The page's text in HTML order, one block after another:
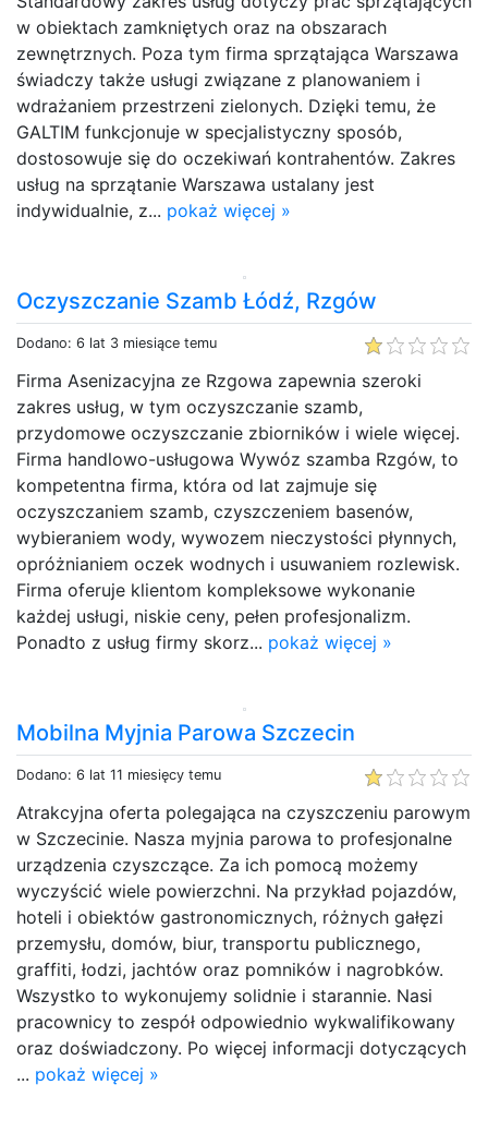
w obiektach zamkniętych oraz na obszarach
zewnętrznych. Poza tym firma sprzątająca Warszawa
świadczy także usługi związane z planowaniem i
wdrażaniem przestrzeni zielonych. Dzięki temu, że
GALTIM funkcjonuje w specjalistyczny sposób,
dostosowuje się do oczekiwań kontrahentów. Zakres
usług na sprzątanie Warszawa ustalany jest
indywidualnie, z... pokaż więcej »
Oczyszczanie Szamb Łódź, Rzgów
Dodano: 6 lat 3 miesiące temu
Firma Asenizacyjna ze Rzgowa zapewnia szeroki
zakres usług, w tym oczyszczanie szamb,
przydomowe oczyszczanie zbiorników i wiele więcej.
Firma handlowo-usługowa Wywóz szamba Rzgów, to
kompetentna firma, która od lat zajmuje się
oczyszczaniem szamb, czyszczeniem basenów,
wybieraniem wody, wywozem nieczystości płynnych,
opróżnianiem oczek wodnych i usuwaniem rozlewisk.
Firma oferuje klientom kompleksowe wykonanie
każdej usługi, niskie ceny, pełen profesjonalizm.
Ponadto z usług firmy skorz... pokaż więcej »
Mobilna Myjnia Parowa Szczecin
Dodano: 6 lat 11 miesięcy temu
Atrakcyjna oferta polegająca na czyszczeniu parowym
w Szczecinie. Nasza myjnia parowa to profesjonalne
urządzenia czyszczące. Za ich pomocą możemy
wyczyścić wiele powierzchni. Na przykład pojazdów,
hoteli i obiektów gastronomicznych, różnych gałęzi
przemysłu, domów, biur, transportu publicznego,
graffiti, łodzi, jachtów oraz pomników i nagrobków.
Wszystko to wykonujemy solidnie i starannie. Nasi
pracownicy to zespół odpowiednio wykwalifikowany
oraz doświadczony. Po więcej informacji dotyczących
... pokaż więcej »